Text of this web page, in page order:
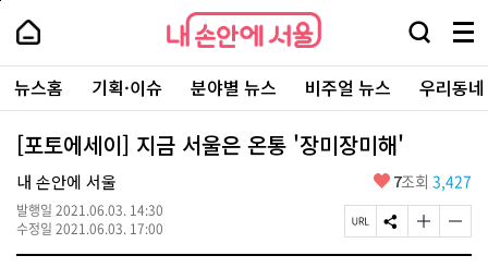
본
로
가
내
손
안
에
서
울
-
서
울
시
대
표
소
내
손
에
울
검
창
열
기
메
뉴
전
체
보
주
요
서
뉴스홈 기획·이슈 분야별 뉴스 비주얼 뉴스 우리동
[포토에세이] 지금 서울은 온통 '장미장미해'
내 손안에 서울
발행일 2021.06.03. 14:30
수정일 2021.06.03. 17:00
좋
요
7조회 3,427
페
이
S
N
글
자
글
자
페
상
단
로